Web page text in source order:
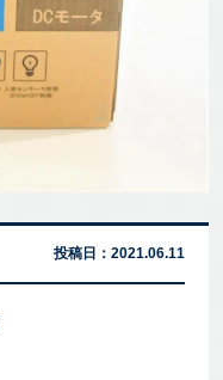
投稿日： 2021.06.11